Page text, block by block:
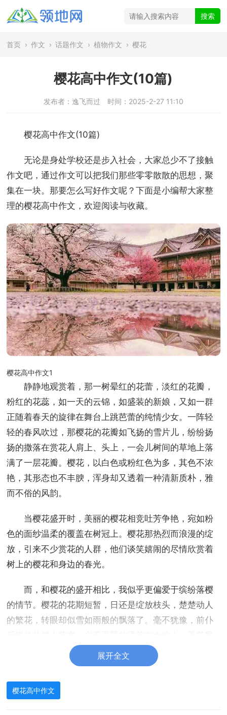
首页 › 作文 › 话题作文 › 植物作文 › 樱花
樱花高中作文(10篇)
发布者：逸飞而过 时间：2025-2-27 11:10
樱花高中作文(10篇)
无论是身处学校还是步入社会，大家总少不了接触
作文吧，通过作文可以把我们那些零零散散的思想，聚
集在一块。那要怎么写好作文呢？下面是小编帮大家整
理的樱花高中作文，欢迎阅读与收藏。
樱花高中作文1
静静地观赏着，那一树晕红的花蕾，淡红的花瓣，
粉红的花蕊，如一天的云锦，如盛装的新娘，又如一群
正随着春天的旋律在舞台上跳芭蕾的纯情少女。一阵轻
轻的春风吹过，那樱花的花瓣如飞扬的雪片儿，纷纷扬
扬的撒落在赏花人肩上、头上，一会儿树间的草地上落
满了一层花瓣。樱花，以白色或粉红色为多，其色不浓
艳，其形态也不丰腴，浑身却又透着一种清新质朴，雅
而不俗的风韵。
当樱花盛开时，美丽的樱花相竞吐芳争艳，宛如粉
色的面纱温柔的覆盖在树冠上。樱花那热烈而浪漫的绽
放，引来不少赏花的人群，他们谈笑嬉闹的尽情欣赏着
树上的樱花和身边的春光。
而，和樱花的盛开相比，我似乎更偏爱于缤纷落樱
的情节。樱花的花期短暂，日还是绽放枝头，楚楚动人
的繁花，转眼却似雪如雨般的飘落了。毫不犹豫，前仆
洒纷扬的花瓣，能让我想起了杨朔的散文《樱花雨》。
感到几分的怜惜，几分的惆怅。
展开全文
樱花高中作文